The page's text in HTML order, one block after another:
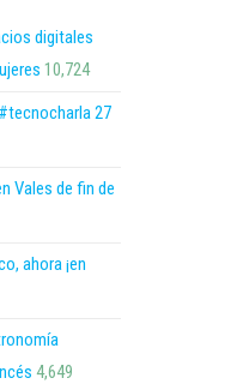
digitales
10,724
27
Vales de fin de
ahora ¡en
4,649